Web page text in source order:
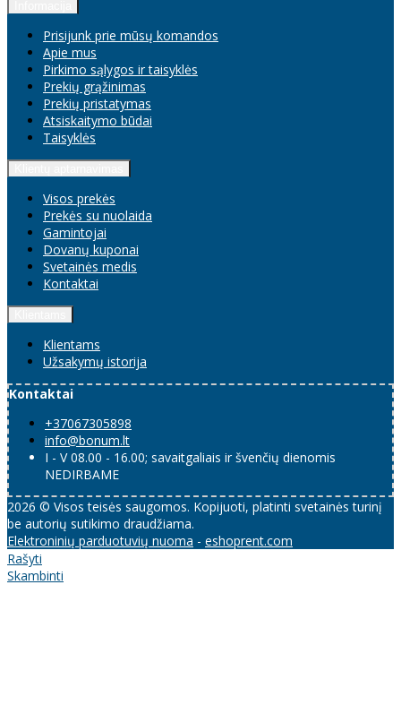
Prisijunk prie mūsų komandos
Apie mus
Pirkimo sąlygos ir taisyklės
Prekių grąžinimas
Prekių pristatymas
Atsiskaitymo būdai
Taisyklės
Visos prekės
Prekės su nuolaida
Gamintojai
Dovanų kuponai
Svetainės medis
Kontaktai
Klientams
Užsakymų istorija
Kontaktai
+37067305898
info@bonum.lt
I - V 08.00 - 16.00; savaitgaliais ir švenčių dienomis
NEDIRBAME
2026 © Visos teisės saugomos. Kopijuoti, platinti svetainės turinį
be autorių sutikimo draudžiama.
Elektroninių parduotuvių nuoma - eshoprent.com
Rašyti
Skambinti